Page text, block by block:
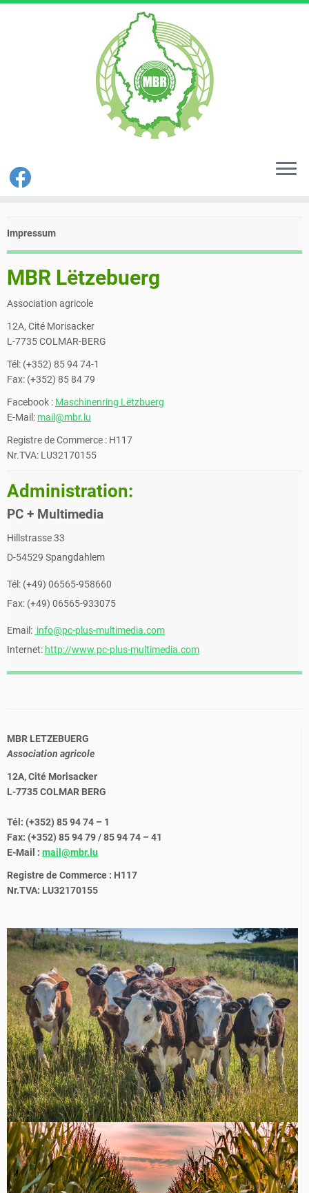
springen
Impressum
MBR Lëtzebuerg
Association agricole
12A, Cité Morisacker
L-7735 COLMAR-BERG
Tél: (+352) 85 94 74-1
Fax: (+352) 85 84 79
Facebook : Maschinenring Lëtzbuerg
E-Mail: mail@mbr.lu
Registre de Commerce : H117
Nr.TVA: LU32170155
Administration:
PC + Multimedia
Hillstrasse 33
D-54529 Spangdahlem
Tél: (+49) 06565-958660
Fax: (+49) 06565-933075
Email: info@pc-plus-multimedia.com
Internet: http://www.pc-plus-multimedia.com
MBR LETZEBUERG
Association agricole
12A, Cité Morisacker
L-7735 COLMAR BERG
Tél: (+352) 85 94 74 – 1
Fax: (+352) 85 94 79 / 85 94 74 – 41
E-Mail : mail@mbr.lu
Registre de Commerce : H117
Nr.TVA: LU32170155